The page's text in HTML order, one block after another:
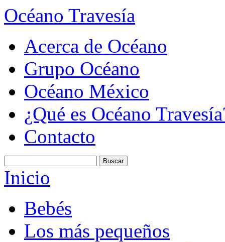
Océano Travesía
Acerca de Océano
Grupo Océano
Océano México
¿Qué es Océano
Contacto
Inicio
Bebés
Los más pequeños